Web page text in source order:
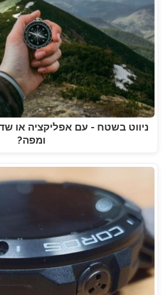
ניווט בשטח - עם אפליקציה או
ומפה?